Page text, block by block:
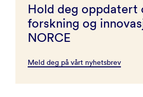
Hold deg oppdatert
forskning og
NORCE
Meld deg på vårt nyhetsbrev